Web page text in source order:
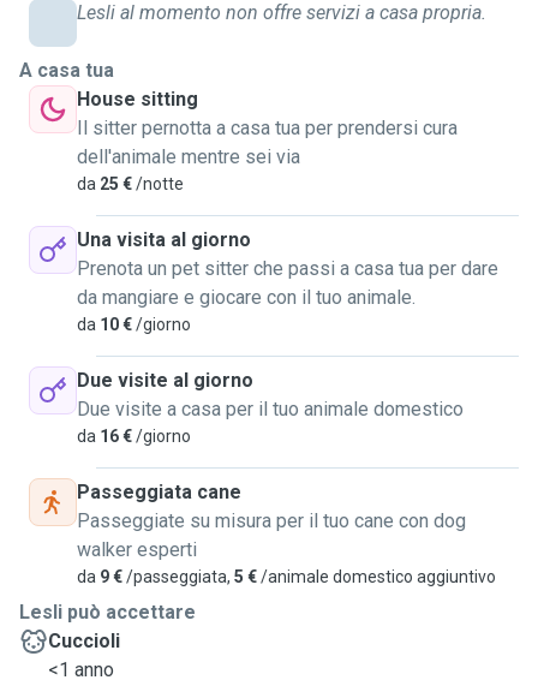
Lesli al momento non offre servizi a casa propria.
A casa tua
House sitting
Il sitter pernotta a casa tua per prendersi cura
dell'animale mentre sei via
da 25 €/notte
Una visita al giorno
Prenota un pet sitter che passi a casa tua per dare
da mangiare e giocare con il tuo animale.
da 10 €/giorno
Due visite al giorno
Due visite a casa per il tuo animale domestico
da 16 €/giorno
Passeggiata cane
Passeggiate su misura per il tuo cane con dog
walker esperti
da 9 €/passeggiata, 5 €/animale domestico aggiuntivo
Lesli può accettare
Cuccioli
<1 anno